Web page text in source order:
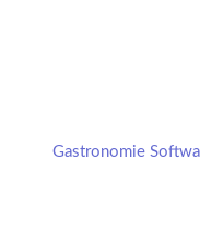
Gastronomie